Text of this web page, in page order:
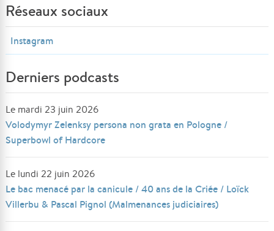
Réseaux sociaux
Instagram
Derniers podcasts
Le mardi 23 juin 2026
Volodymyr Zelenksy persona non grata en Pologne /
Superbowl of Hardcore
Le lundi 22 juin 2026
Le bac menacé par la canicule / 40 ans de la Criée / Loïck
Villerbu & Pascal Pignol (Malmenances judiciaires)